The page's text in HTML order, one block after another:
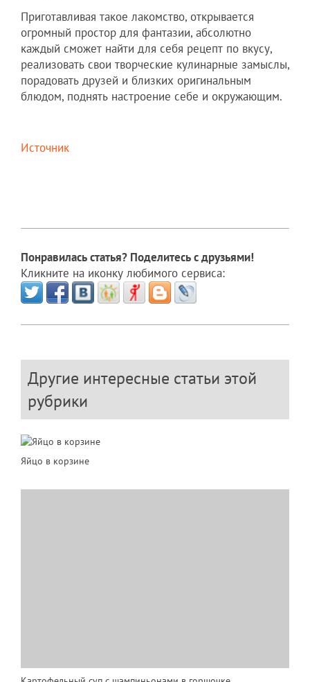
Приготавливая такое лакомство, открывается
огромный простор для фантазии, абсолютно
каждый сможет найти для себя рецепт по вкусу,
реализовать свои творческие кулинарные замыслы,
порадовать друзей и близких оригинальным
блюдом, поднять настроение себе и окружающим.
Источник
Понравилась статья? Поделитесь с друзьями!
Кликните на иконку любимого сервиса:
Другие интересные статьи этой
рубрики
Яйцо в корзине